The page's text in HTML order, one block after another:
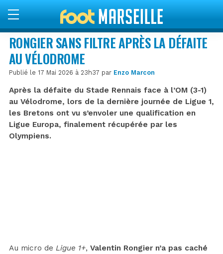
RONGIER SANS FILTRE APRÈS LA DÉFAITE
AU VÉLODROME
Publié le 17 Mai 2026 à 23h37 par Enzo Marcon
Après la défaite du Stade Rennais face à l’OM (3-1)
au Vélodrome, lors de la dernière journée de Ligue 1,
les Bretons ont vu s’envoler une qualification en
Ligue Europa, finalement récupérée par les
Olympiens.
Au micro de Ligue 1+, Valentin Rongier n’a pas caché